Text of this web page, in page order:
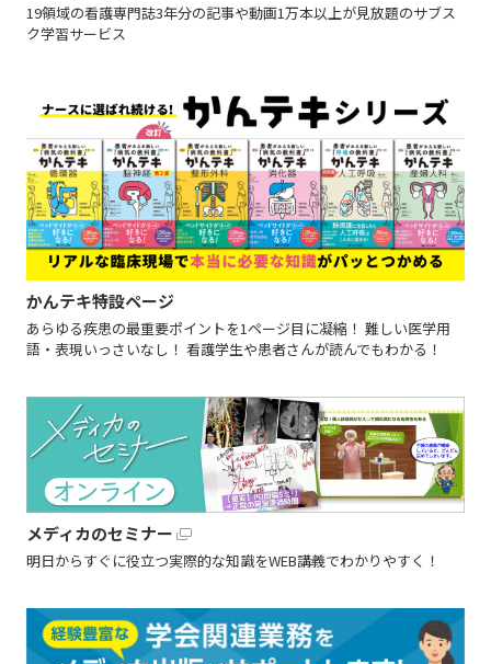
19領域の看護専門誌3年分の記事や動画1万本以上が見放題のサブス
ク学習サービス
かんテキ特設ページ
あらゆる疾患の最重要ポイントを1ページ目に凝縮！ 難しい医学用
語・表現いっさいなし！ 看護学生や患者さんが読んでもわかる！
メディカのセミナー
明日からすぐに役立つ実際的な知識をWEB講義でわかりやすく！